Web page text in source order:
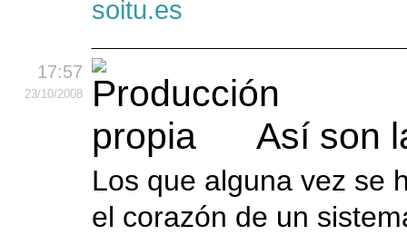
soitu.es
17:57
23/10/2008
Así son
Los que alguna vez se
el corazón de un